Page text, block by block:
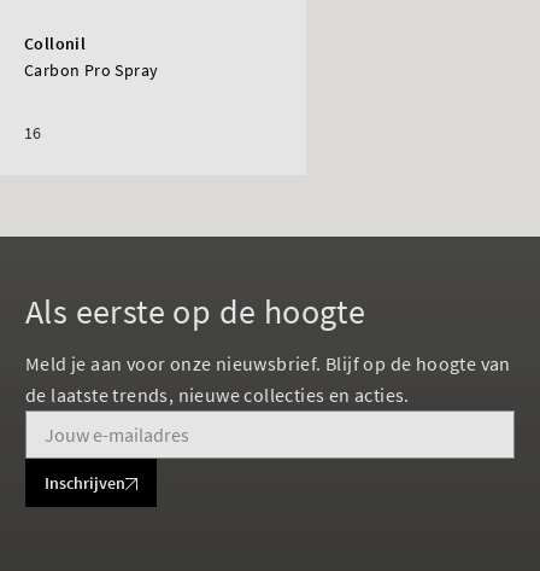
Collonil
Carbon Pro Spray
16
Als eerste op de hoogte
Meld je aan voor onze nieuwsbrief. Blijf op de hoogte van
de laatste trends, nieuwe collecties en acties.
Inschrijven